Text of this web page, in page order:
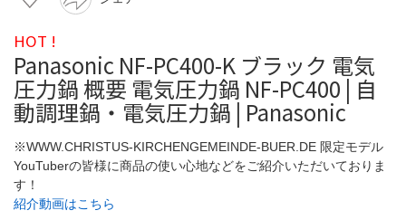
HOT !
Panasonic NF-PC400-K ブラック 電気
圧力鍋 概要 電気圧力鍋 NF-PC400 | 自
動調理鍋・電気圧力鍋 | Panasonic
※WWW.CHRISTUS-KIRCHENGEMEINDE-BUER.DE 限定モデル
YouTuberの皆様に商品の使い心地などをご紹介いただいておりま
す！
紹介動画はこちら